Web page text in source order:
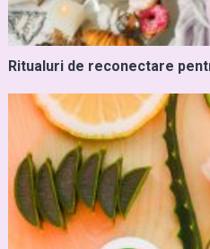
Ritualuri de reconectare